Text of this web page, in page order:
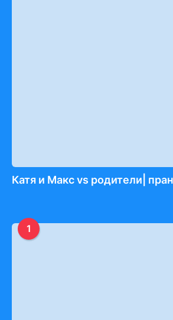
Катя и Макс vs родители|
1